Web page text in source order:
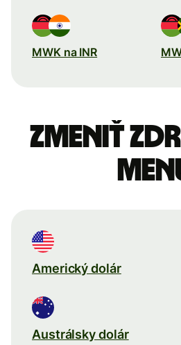
MWK na INR
Zmeniť
Americký dolár
Austrálsky dolár